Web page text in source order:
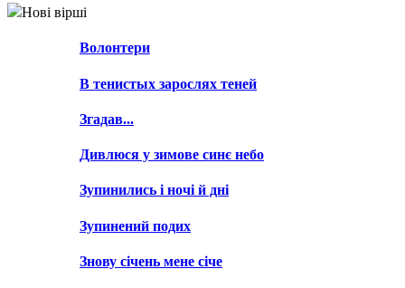
Нові вірші
Волонтери
В тенистых зарослях теней
Згадав...
Дивлюся у зимове синє небо
Зупинились і ночі й дні
Зупинений подих
Знову січень мене січе